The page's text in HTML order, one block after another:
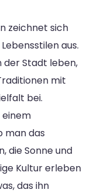
zeichnet sich
aus.
der Stadt leben,
mit
bei.
einem
man das
die Sonne und
Kultur erleben
das ihn